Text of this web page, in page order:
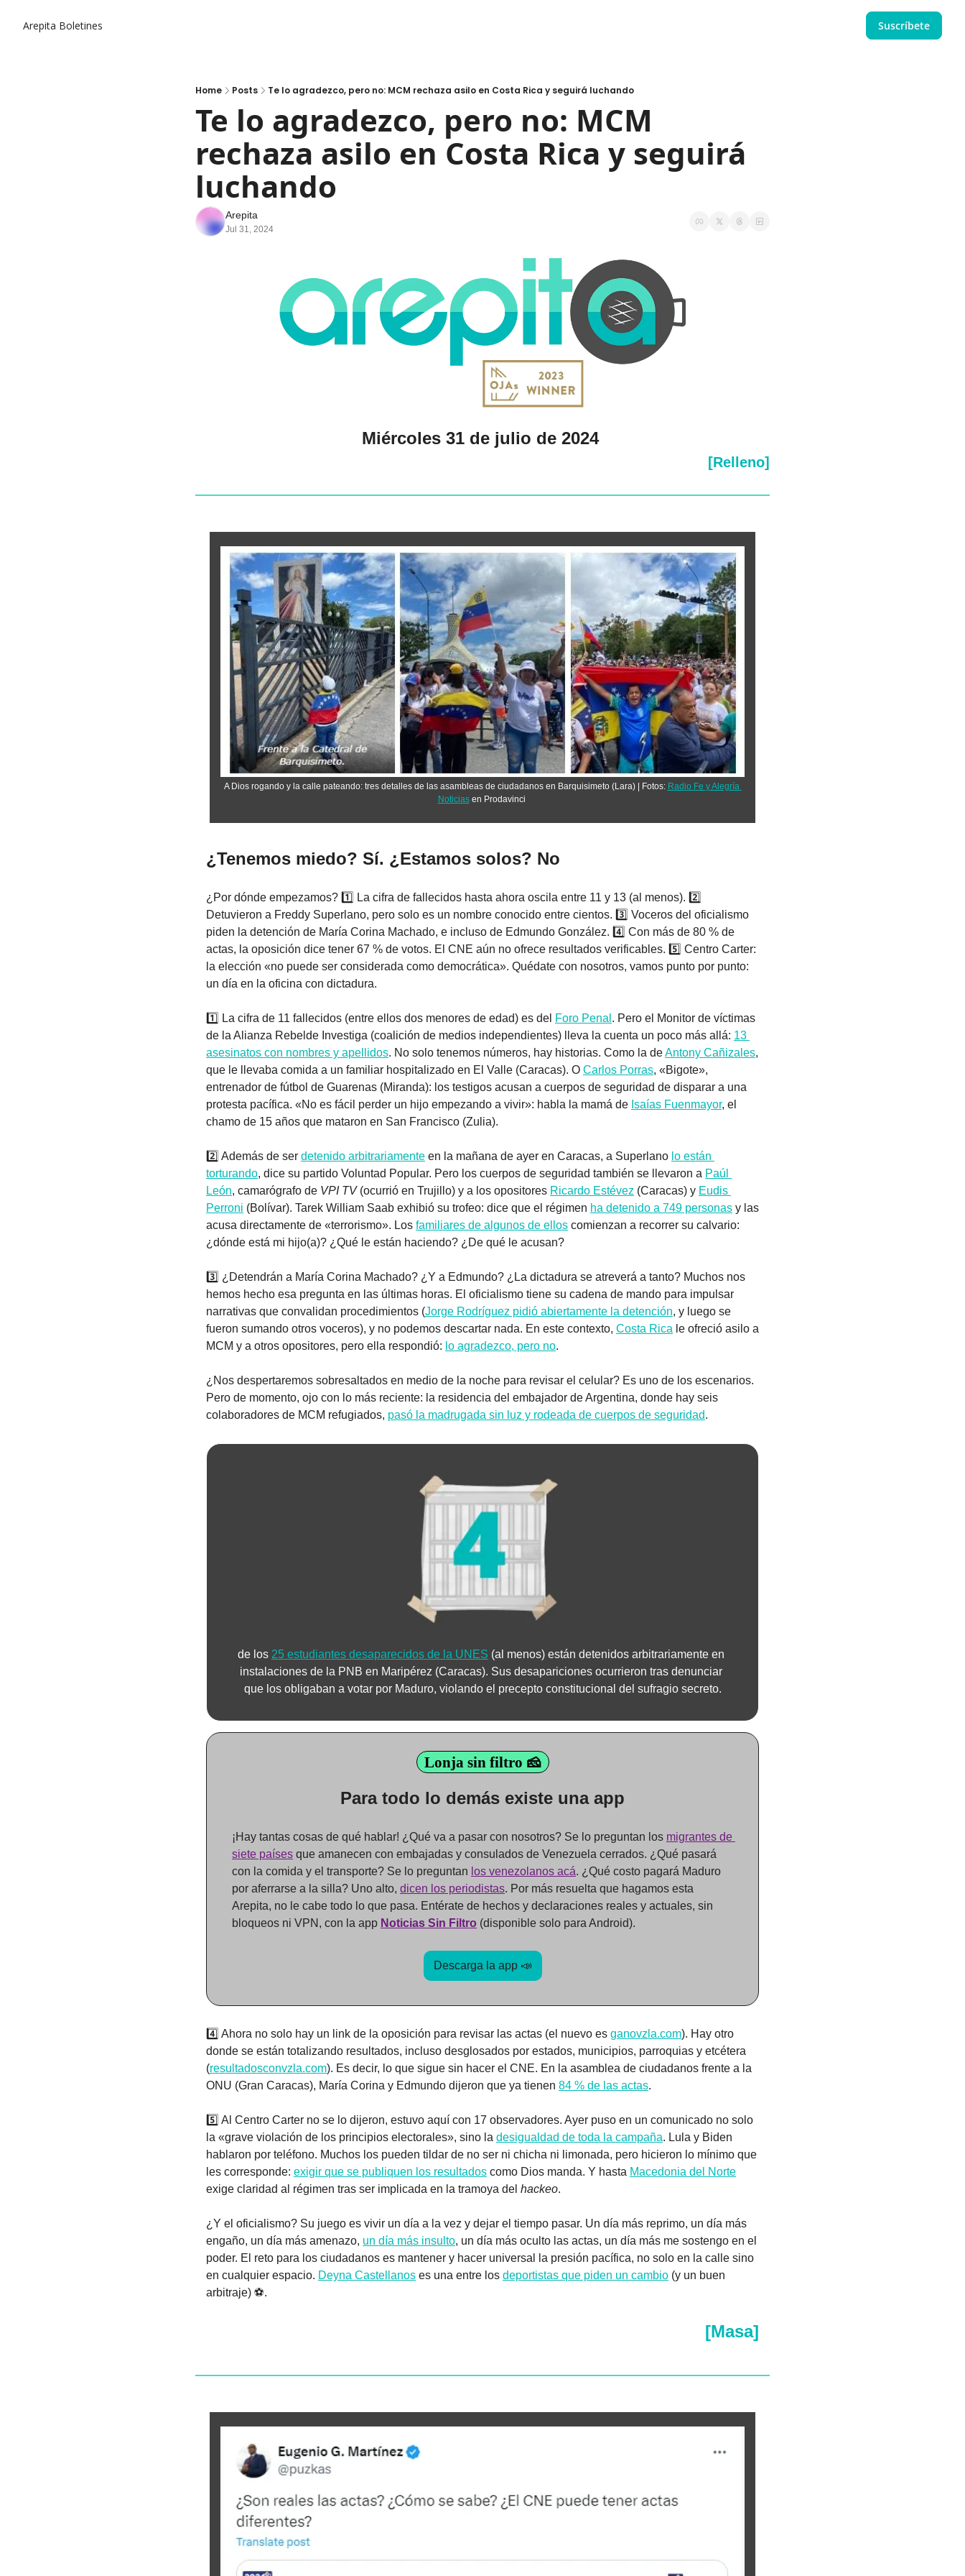
Arepita Boletines Suscríbete
Home Posts Te lo agradezco, pero no: MCM rechaza asilo en Costa Rica y seguirá luchando
Te lo agradezco, pero no: MCM
rechaza asilo en Costa Rica y seguirá
luchando
Arepita
Jul 31, 2024
Miércoles 31 de julio de 2024
[Relleno]
A Dios rogando y la calle pateando: tres detalles de las asambleas de ciudadanos en Barquisimeto (Lara) | Fotos: Radio Fe y Alegría
Noticias en Prodavinci
¿Tenemos miedo? Sí. ¿Estamos solos? No
¿Por dónde empezamos? 1️⃣ La cifra de fallecidos hasta ahora oscila entre 11 y 13 (al menos). 2️⃣
Detuvieron a Freddy Superlano, pero solo es un nombre conocido entre cientos. 3️⃣ Voceros del oficialismo
piden la detención de María Corina Machado, e incluso de Edmundo González. 4️⃣ Con más de 80 % de
actas, la oposición dice tener 67 % de votos. El CNE aún no ofrece resultados verificables. 5️⃣ Centro Carter:
la elección «no puede ser considerada como democrática». Quédate con nosotros, vamos punto por punto:
un día en la oficina con dictadura.
1️⃣ La cifra de 11 fallecidos (entre ellos dos menores de edad) es del Foro Penal . Pero el Monitor de víctimas
de la Alianza Rebelde Investiga (coalición de medios independientes) lleva la cuenta un poco más allá: 13
asesinatos con nombres y apellidos. No solo tenemos números, hay historias. Como la de Antony Cañizales,
que le llevaba comida a un familiar hospitalizado en El Valle (Caracas). O Carlos Porras, «Bigote»,
entrenador de fútbol de Guarenas (Miranda): los testigos acusan a cuerpos de seguridad de disparar a una
protesta pacífica. «No es fácil perder un hijo empezando a vivir»: habla la mamá de Isaías Fuenmayor, el
chamo de 15 años que mataron en San Francisco (Zulia).
2️⃣ Además de ser detenido arbitrariamente en la mañana de ayer en Caracas, a Superlano lo están
torturando, dice su partido Voluntad Popular. Pero los cuerpos de seguridad también se llevaron a Paúl
León, camarógrafo de VPI TV (ocurrió en Trujillo) y a los opositores Ricardo Estévez (Caracas) y Eudis
Perroni (Bolívar). Tarek William Saab exhibió su trofeo: dice que el régimen ha detenido a 749 personas y las
acusa directamente de «terrorismo». Los familiares de algunos de ellos comienzan a recorrer su calvario:
¿dónde está mi hijo(a)? ¿Qué le están haciendo? ¿De qué le acusan?
3️⃣ ¿Detendrán a María Corina Machado? ¿Y a Edmundo? ¿La dictadura se atreverá a tanto? Muchos nos
hemos hecho esa pregunta en las últimas horas. El oficialismo tiene su cadena de mando para impulsar
narrativas que convalidan procedimientos (Jorge Rodríguez pidió abiertamente la detención, y luego se
fueron sumando otros voceros), y no podemos descartar nada. En este contexto, Costa Rica le ofreció asilo a
MCM y a otros opositores, pero ella respondió: lo agradezco, pero no.
¿Nos despertaremos sobresaltados en medio de la noche para revisar el celular? Es uno de los escenarios.
Pero de momento, ojo con lo más reciente: la residencia del embajador de Argentina, donde hay seis
colaboradores de MCM refugiados, pasó la madrugada sin luz y rodeada de cuerpos de seguridad.
de los 25 estudiantes desaparecidos de la UNES (al menos) están detenidos arbitrariamente en
instalaciones de la PNB en Maripérez (Caracas). Sus desapariciones ocurrieron tras denunciar
que los obligaban a votar por Maduro, violando el precepto constitucional del sufragio secreto.
Lonja sin filtro 🧀
Para todo lo demás existe una app
¡Hay tantas cosas de qué hablar! ¿Qué va a pasar con nosotros? Se lo preguntan los migrantes de
siete países que amanecen con embajadas y consulados de Venezuela cerrados. ¿Qué pasará
con la comida y el transporte? Se lo preguntan los venezolanos acá. ¿Qué costo pagará Maduro
por aferrarse a la silla? Uno alto, dicen los periodistas. Por más resuelta que hagamos esta
Arepita, no le cabe todo lo que pasa. Entérate de hechos y declaraciones reales y actuales, sin
bloqueos ni VPN, con la app Noticias Sin Filtro (disponible solo para Android).
Descarga la app 📣
4️⃣ Ahora no solo hay un link de la oposición para revisar las actas (el nuevo es ganovzla.com). Hay otro
donde se están totalizando resultados, incluso desglosados por estados, municipios, parroquias y etcétera
(resultadosconvzla.com). Es decir, lo que sigue sin hacer el CNE. En la asamblea de ciudadanos frente a la
ONU (Gran Caracas), María Corina y Edmundo dijeron que ya tienen 84 % de las actas.
5️⃣ Al Centro Carter no se lo dijeron, estuvo aquí con 17 observadores. Ayer puso en un comunicado no solo
la «grave violación de los principios electorales», sino la desigualdad de toda la campaña. Lula y Biden
hablaron por teléfono. Muchos los pueden tildar de no ser ni chicha ni limonada, pero hicieron lo mínimo que
les corresponde: exigir que se publiquen los resultados como Dios manda. Y hasta Macedonia del Norte
exige claridad al régimen tras ser implicada en la tramoya del hackeo.
¿Y el oficialismo? Su juego es vivir un día a la vez y dejar el tiempo pasar. Un día más reprimo, un día más
engaño, un día más amenazo, un día más insulto, un día más oculto las actas, un día más me sostengo en el
poder. El reto para los ciudadanos es mantener y hacer universal la presión pacífica, no solo en la calle sino
en cualquier espacio. Deyna Castellanos es una entre los deportistas que piden un cambio (y un buen
arbitraje) ⚽.
[Masa]